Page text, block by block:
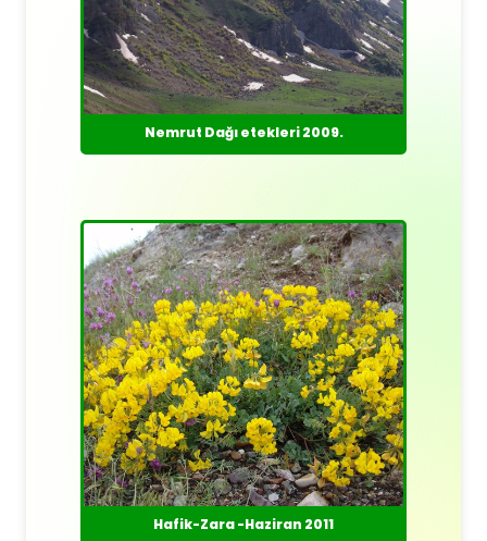
Nemrut Dağı etekleri 2009.
Hafik-Zara -Haziran 2011